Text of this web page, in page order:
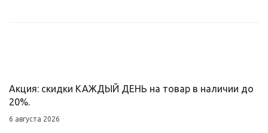
Акция: скидки КАЖДЫЙ ДЕНЬ на товар в наличии до
20%.
6 августа 2026